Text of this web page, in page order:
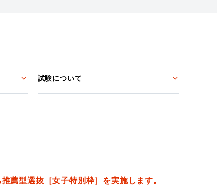
試験について
薦型選抜［女子特別枠］を実施します。